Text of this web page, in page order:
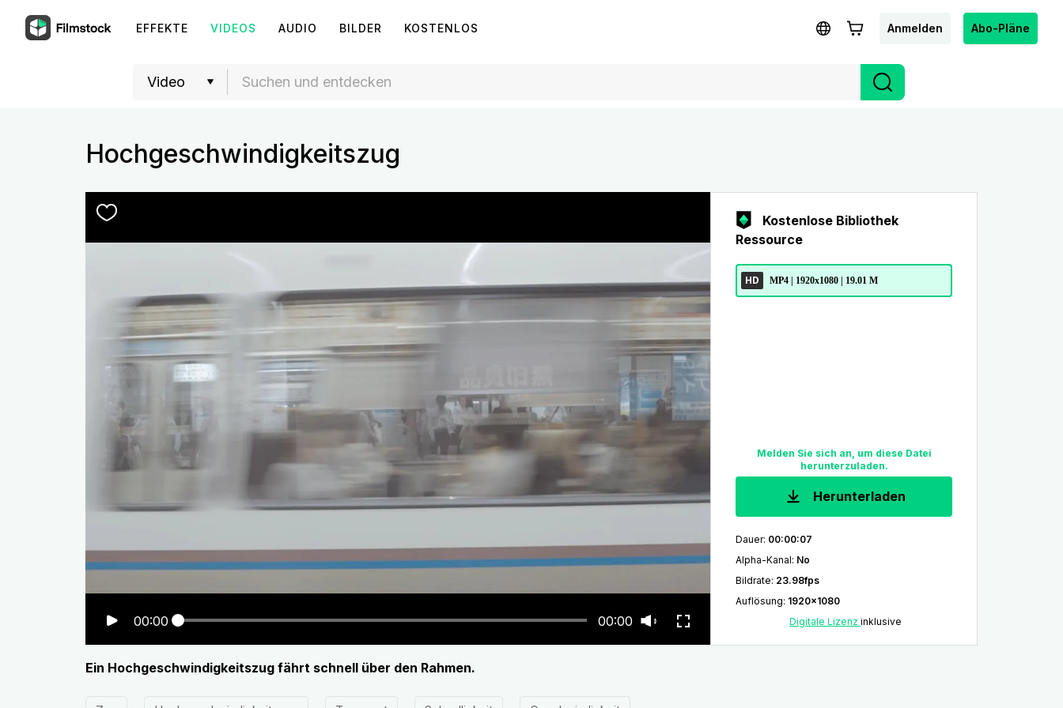
EFFEKTE VIDEOS AUDIO BILDER KOSTENLOS Anmelden Abo-Pläne
Hochgeschwindigkeitszug
00:00 00:00
Kostenlose Bibliothek
Ressource
HD MP4 | 1920x1080 | 19.01 M
Melden Sie sich an, um diese Datei
herunterzuladen.
Herunterladen
Dauer: 00:00:07
Alpha-Kanal: No
Bildrate: 23.98fps
Auflösung: 1920x1080
Digitale Lizenzinklusive
Ein Hochgeschwindigkeitszug fährt schnell über den Rahmen.